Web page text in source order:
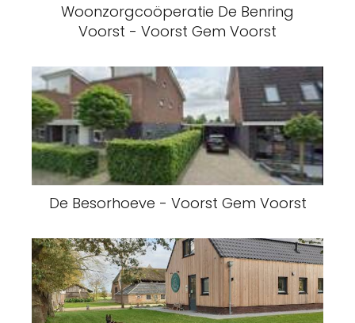
Woonzorgcoöperatie De Benring
Voorst - Voorst Gem Voorst
De Besorhoeve - Voorst Gem Voorst